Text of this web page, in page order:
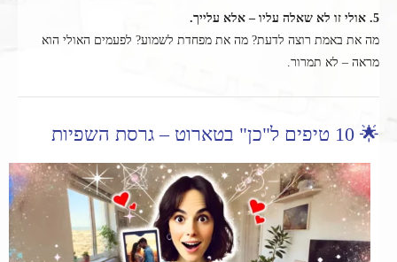
5. אולי זו לא שאלה עליו – אלא עלייך.
מה את באמת רוצה לדעת? מה את מפחדת לשמוע? לפעמים האולי הוא
מראה – לא תמרור.
🌟 10 טיפים ל"כן" בטארוט – גרסת השפיות